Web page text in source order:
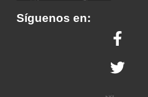
Síguenos en: